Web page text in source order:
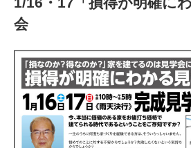
会